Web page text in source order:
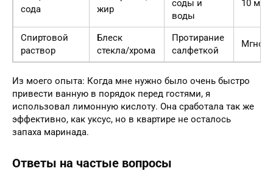
сода
жир
соды и
воды
10
Спиртовой
раствор
Блеск
стекла/хрома
Протирание
салфеткой
Из моего опыта: Когда мне нужно было очень быстро
привести ванную в порядок перед гостями, я
использовал лимонную кислоту. Она сработала так же
эффективно, как уксус, но в квартире не осталось
запаха маринада.
Ответы на частые вопросы